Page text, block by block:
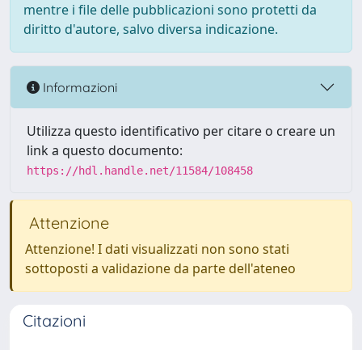
mentre i file delle pubblicazioni sono protetti da
diritto d'autore, salvo diversa indicazione.
Informazioni
Utilizza questo identificativo per citare o creare un
link a questo documento:
https://hdl.handle.net/11584/108458
Attenzione
Attenzione! I dati visualizzati non sono stati
sottoposti a validazione da parte dell'ateneo
Citazioni